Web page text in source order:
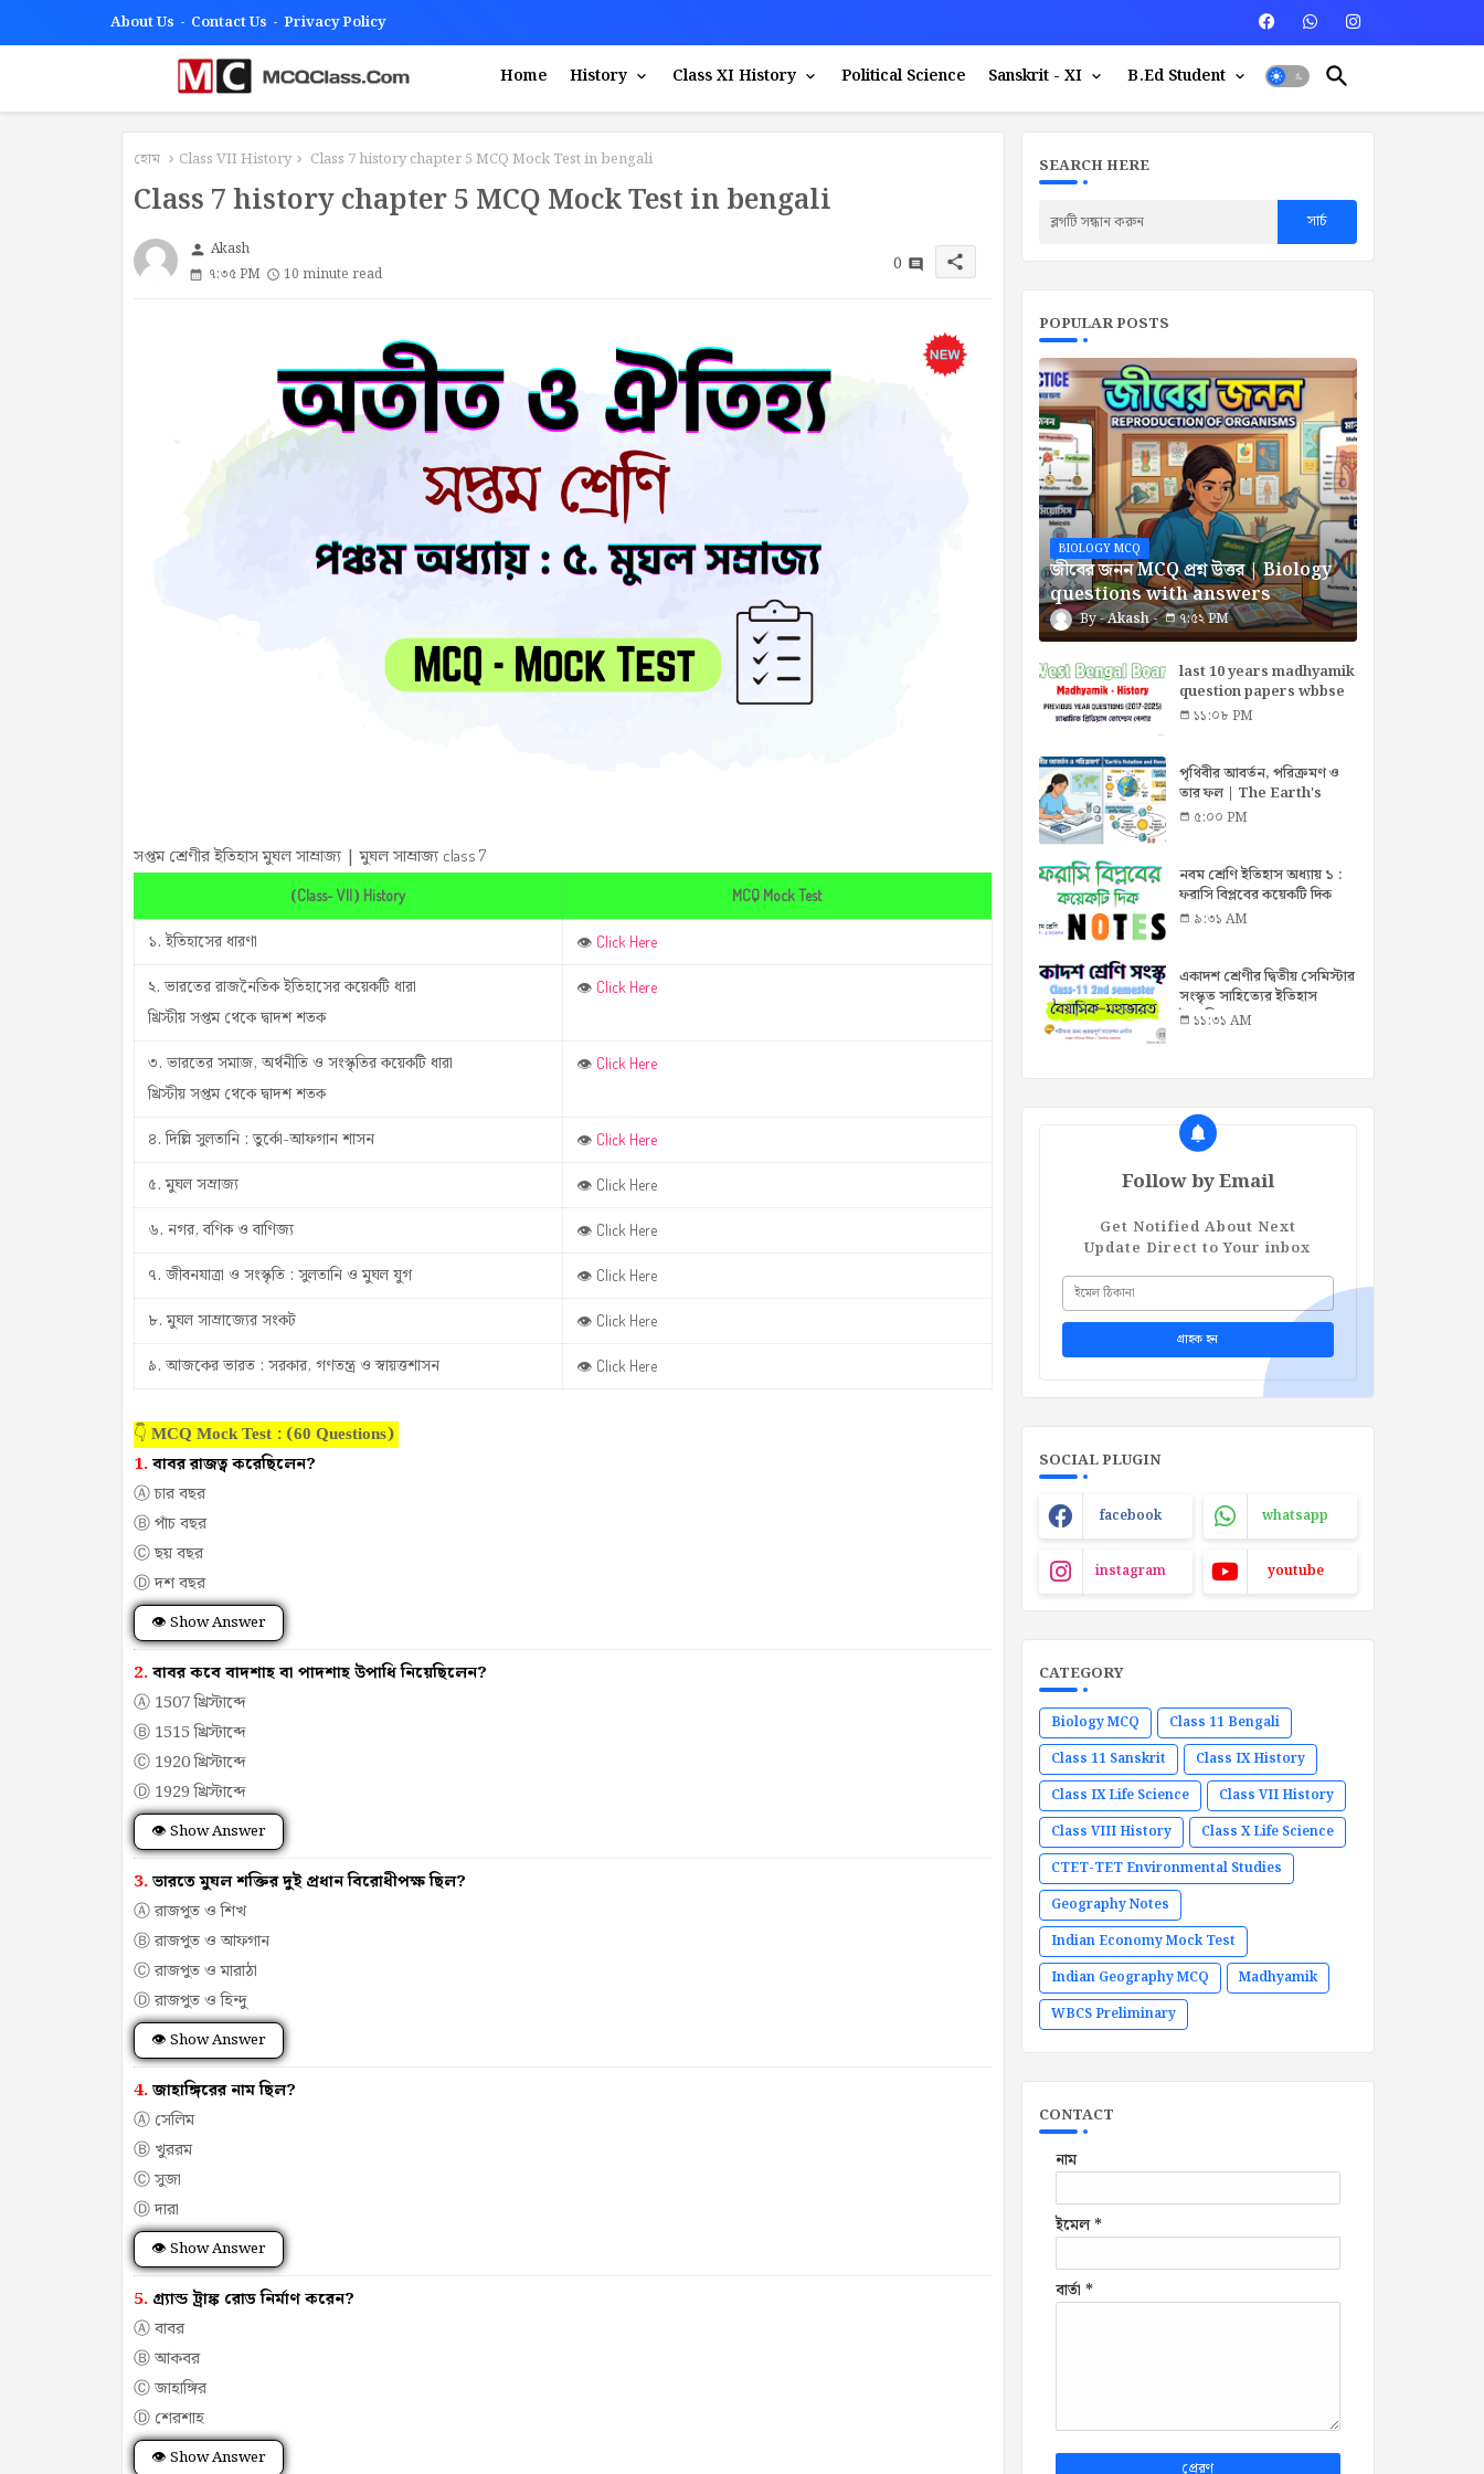
About Us Contact Us Privacy Policy
Home History Class XI History Political Science Sanskrit - XI B.Ed Student
হোম Class VII History Class 7 history chapter 5 MCQ Mock Test in bengali
Class 7 history chapter 5 MCQ Mock Test in bengali
person Akash
৭:৩৫ PM
10 minute read 0 share
সপ্তম শ্রেণীর ইতিহাস মুঘল সাম্রাজ্য|মুঘল সাম্রাজ্য class 7
(Class- VII) History MCQ Mock Test
১. ইতিহাসের ধারণা 👁 Click Here
২. ভারতের রাজনৈতিক ইতিহাসের কয়েকটি ধারা
খ্রিস্টীয় সপ্তম থেকে দ্বাদশ শতক
👁 Click Here
৩. ভারতের সমাজ, অর্থনীতি ও সংস্কৃতির কয়েকটি ধারা
খ্রিস্টীয় সপ্তম থেকে দ্বাদশ শতক
👁 Click Here
৪. দিল্লি সুলতানি : তুর্কো-আফগান শাসন 👁 Click Here
৫. মুঘল সম্রাজ্য 👁 Click Here
৬. নগর, বণিক ও বাণিজ্য 👁 Click Here
৭. জীবনযাত্রা ও সংস্কৃতি : সুলতানি ও মুঘল যুগ 👁 Click Here
৮. মুঘল সাম্রাজ্যের সংকট 👁 Click Here
৯. আজকের ভারত : সরকার, গণতন্ত্র ও স্বায়ত্তশাসন 👁 Click Here
👇 MCQ Mock Test : (60 Questions)
1.বাবর রাজত্ব করেছিলেন?
Ⓐ চার বছর
Ⓑ পাঁচ বছর
Ⓒ ছয় বছর
Ⓓ দশ বছর
👁 Show Answer
2.বাবর কবে বাদশাহ বা পাদশাহ উপাধি নিয়েছিলেন?
Ⓐ 1507 খ্রিস্টাব্দে
Ⓑ 1515 খ্রিস্টাব্দে
Ⓒ 1920 খ্রিস্টাব্দে
Ⓓ 1929 খ্রিস্টাব্দে
👁 Show Answer
3.ভারতে মুঘল শক্তির দুই প্রধান বিরোধীপক্ষ ছিল?
Ⓐ রাজপুত ও শিখ
Ⓑ রাজপুত ও আফগান
Ⓒ রাজপুত ও মারাঠা
Ⓓ রাজপুত ও হিন্দু
👁 Show Answer
4.জাহাঙ্গিরের নাম ছিল?
Ⓐ সেলিম
Ⓑ খুররম
Ⓒ সুজা
Ⓓ দারা
👁 Show Answer
5. গ্র্যান্ড ট্রাঙ্ক রোড নির্মাণ করেন?
Ⓐ বাবর
Ⓑ আকবর
Ⓒ জাহাঙ্গির
Ⓓ শেরশাহ
👁 Show Answer
SEARCH HERE
POPULAR POSTS
BIOLOGY MCQ
জীবের জনন MCQ প্রশ্ন উত্তর | Biology
questions with answers
Akash ৭:৫২ PM
last 10 years madhyamik
question papers wbbse
pdf in bengali
১১:০৮ PM
পৃথিবীর আবর্তন, পরিক্রমণ ও
তার ফল | The Earth's
rotation, orbit,
৫:০০ PM
নবম শ্রেণি ইতিহাস অধ্যায় ১ :
ফরাসি বিপ্লবের কয়েকটি দিক
(Mark-4/8)
৯:৩১ AM
একাদশ শ্রেণীর দ্বিতীয় সেমিস্টার
সংস্কৃত সাহিত্যের ইতিহাস
বৈয়াসিক-মহাভারত
১১:৩১ AM
Follow by Email
Get Notified About Next
Update Direct to Your inbox
SOCIAL PLUGIN
facebook whatsapp
instagram youtube
CATEGORY
Biology MCQ
Class 11 Bengali
Class 11 Sanskrit
Class IX History
Class IX Life Science
Class VII History
Class VIII History
Class X Life Science
CTET-TET Environmental Studies
Geography Notes
Indian Economy Mock Test
Indian Geography MCQ
Madhyamik
WBCS Preliminary
CONTACT
নাম
ইমেল*
বার্তা *